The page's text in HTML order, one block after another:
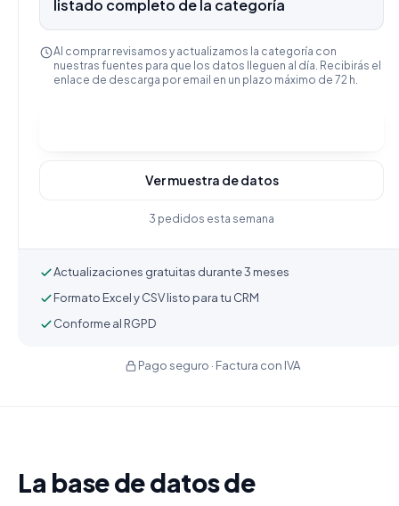
listado completo de la categoría
Al comprar revisamos y actualizamos la categoría con
nuestras fuentes para que los datos lleguen al día. Recibirás el
enlace de descarga por email en un plazo máximo de 72 h.
Ver muestra de datos
3 pedidos esta semana
Actualizaciones gratuitas durante 3 meses
Formato Excel y CSV listo para tu CRM
Conforme al RGPD
Pago seguro · Factura con IVA
La base de datos de